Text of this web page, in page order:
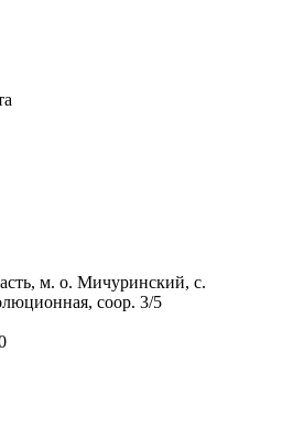
м. о. Мичуринский, с.
соор. 3/5